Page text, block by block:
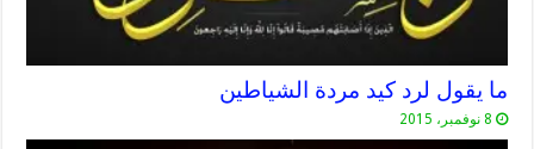
ما يقول لرد كيد مردة الشياطين
8 نوفمبر، 2015